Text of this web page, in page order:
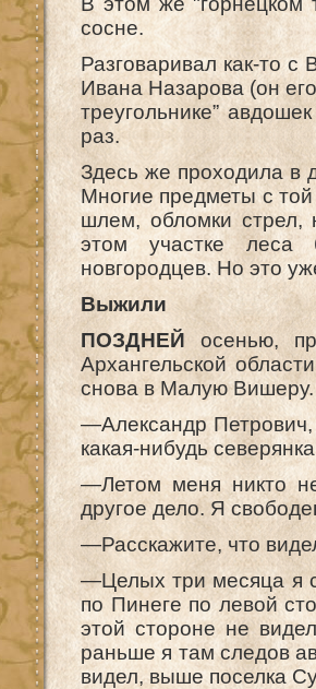
сосне.
Разговаривал как-то
Ивана Назарова (он
треугольнике”
раз.
Здесь же проходила в
Многие предметы с
шлем, обломки стрел,
этом участке леса
новгородцев. Но это
Выжили
ПОЗДНЕЙ осенью,
Архангельской
снова в Малую
—Александр Петрович,
какая-нибудь
—Летом меня никто
другое дело. Я
—Расскажите, что
—Целых три месяца я
по Пинеге по левой
этой стороне не
раньше я там следов
видел, выше поселка